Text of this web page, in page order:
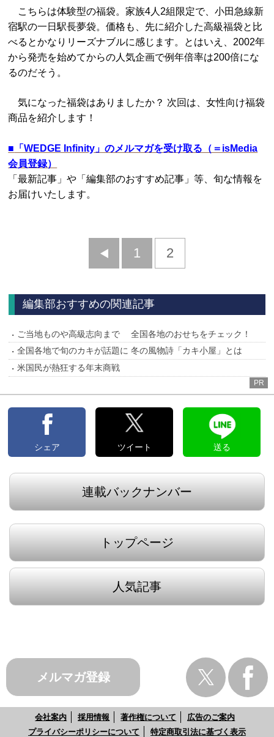
こちらは体験型の福袋。家族4人2組限定で、小田急線新
宿駅の一日駅長夢袋。価格も、先に紹介した高級福袋と比
べるとかなりリーズナブルに感じます。とはいえ、2002年
から発売を始めてからの人気企画で例年倍率は200倍にな
るのだそう。
気になった福袋はありましたか？ 次回は、女性向け福袋
商品を紹介します！
■ 「WEDGE Infinity」のメルマガを受け取る（＝isMedia
会員登録）
「最新記事」や「編集部のおすすめ記事」等、旬な情報を
お届けいたします。
前
1 2
編集部おすすめの関連記事
ご当地ものや高級志向まで 全国各地のおせちをチェック！
全国各地で旬のカキが話題に 冬の風物詩「カキ小屋」とは
米国民が熱狂する年末商戦
PR
シェア ツイート 送る
連載バックナンバー
トップページ
人気記事
メルマガ登録
会社案内 採用情報 著作権について
広告のご案内
プライバシーポリシーについて
特定商取引法に基づく表示